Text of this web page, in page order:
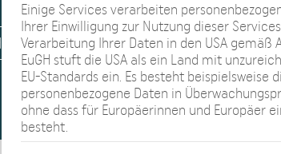
Einige Services verarbeiten
Ihrer Einwilligung zur Nutzung dieser
Verarbeitung Ihrer Daten in den USA gemäß
EuGH stuft die USA als ein Land mit
EU-Standards ein. Es besteht beispielsweise
personenbezogene Daten in
ohne dass für Europäerinnen und Europäer
besteht.